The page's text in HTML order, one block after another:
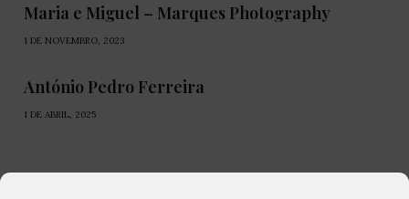
Maria e Miguel – Marques Photography
1 DE NOVEMBRO, 2023
António Pedro Ferreira
1 DE ABRIL, 2025